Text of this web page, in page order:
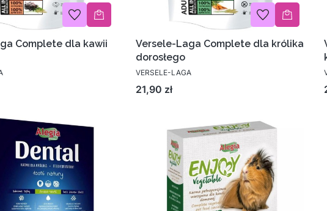
Complete dla kawii
Versele-Laga Complete dla królika
dorosłego
VERSELE-LAGA
Cena
21,90 zł